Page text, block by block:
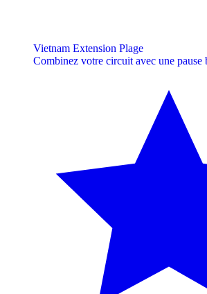
Vietnam Extension Plage
Combinez votre circuit avec une pause